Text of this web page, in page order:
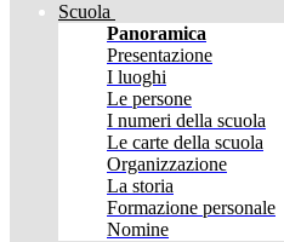
Scuola
Panoramica
Presentazione
I luoghi
Le persone
I numeri della scuola
Le carte della scuola
Organizzazione
La storia
Formazione personale
Nomine